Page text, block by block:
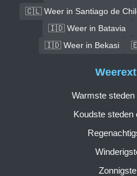
🇨🇱 Weer in Santiago de
🇮🇩 Weer in Batavia
🇮🇩 Weer in Bekasi
Warmste
Koudste steden